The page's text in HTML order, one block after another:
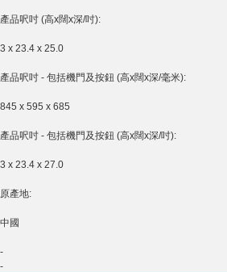
產品呎吋 (高x闊x深/吋):
3 x 23.4 x 25.0
產品呎吋 - 包括機門及按鈕 (高x闊x深/毫米):
845 x 595 x 685
產品呎吋 - 包括機門及按鈕 (高x闊x深/吋):
3 x 23.4 x 27.0
原產地:
中國
-
-